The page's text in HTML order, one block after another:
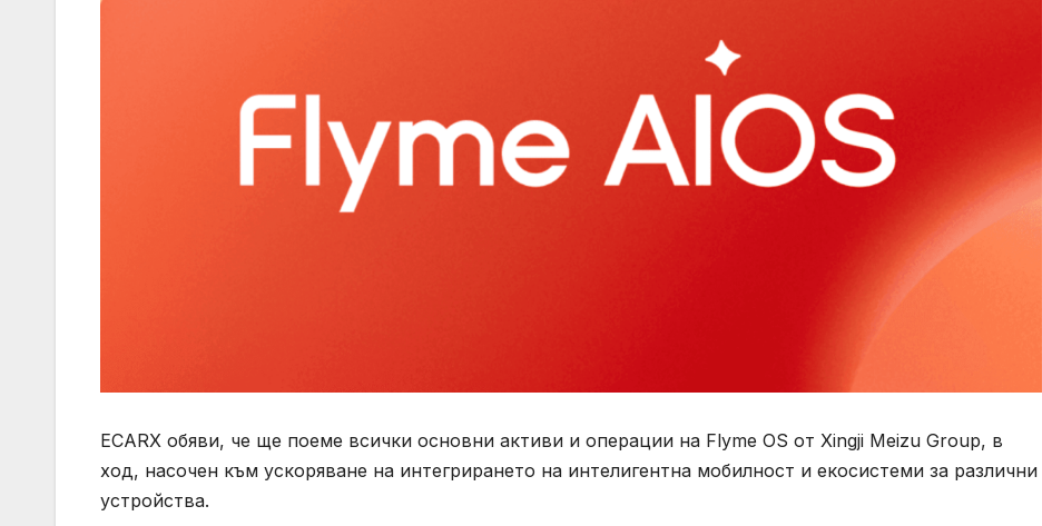
ECARX обяви, че ще поеме всички основни активи и операции на Flyme OS от Xingji Meizu Group, в
ход, насочен към ускоряване на интегрирането на интелигентна мобилност и екосистеми за различни
устройства.